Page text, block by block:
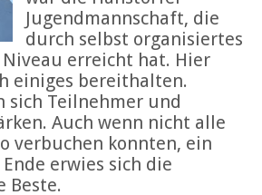
Jugendmannschaft, die
durch selbst organisiertes
erreicht hat. Hier
einiges bereithalten.
sich Teilnehmer und
Auch wenn nicht alle
verbuchen konnten, ein
erwies sich die
Beste.